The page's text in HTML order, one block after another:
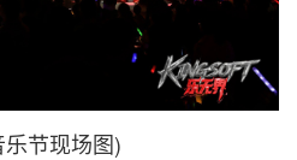
节现场图)